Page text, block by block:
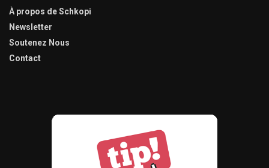
À propos de Schkopi
Newsletter
Soutenez Nous
Contact